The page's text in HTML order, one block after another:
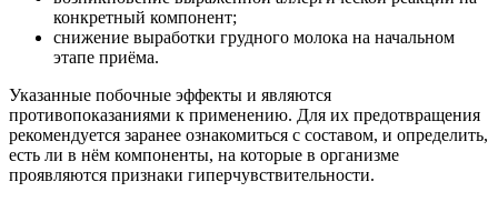
конкретный компонент;
снижение выработки грудного молока на начальном
этапе приёма.
Указанные побочные эффекты и являются
противопоказаниями к применению. Для их предотвращения
рекомендуется заранее ознакомиться с составом, и определить,
есть ли в нём компоненты, на которые в организме
проявляются признаки гиперчувствительности.